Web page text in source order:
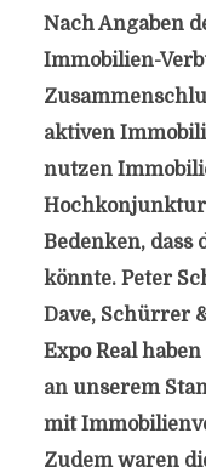
Nach Angaben
Immobilien-
aktiven
nutzen
Bedenken,
könnte. Peter
Dave, Schürrer
Expo Real
an unserem
mit
Zudem waren